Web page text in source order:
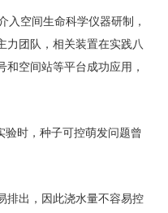
入空间生命科学仪器研制，
力团队，相关装置在实践八
空间站等平台成功应用，
时，种子可控萌发问题曾
排出，因此浇水量不容易控